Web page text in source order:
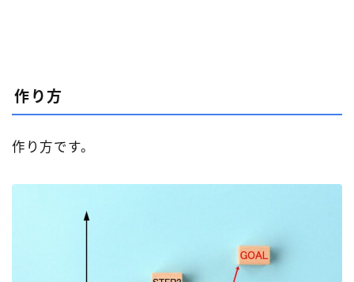
作り方
作り方です。